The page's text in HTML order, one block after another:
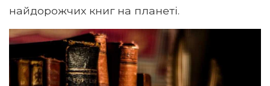
найдорожчих книг на планеті.